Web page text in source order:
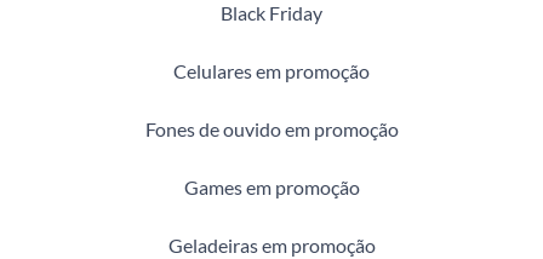
Black Friday
Celulares em promoção
Fones de ouvido em promoção
Games em promoção
Geladeiras em promoção